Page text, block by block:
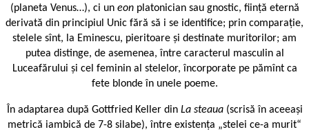
(planeta Venus…), ci un eon platonician sau gnostic, ființă eternă
derivată din principiul Unic fără să i se identifice; prin comparație,
stelele sînt, la Eminescu, pieritoare și destinate muritorilor; am
putea distinge, de asemenea, între caracterul masculin al
Luceafărului și cel feminin al stelelor, încorporate pe pămînt ca
fete blonde în unele poeme.
În adaptarea după Gottfried Keller din La steaua (scrisă în aceeași
metrică iambică de 7-8 silabe), între existența „stelei ce-a murit“